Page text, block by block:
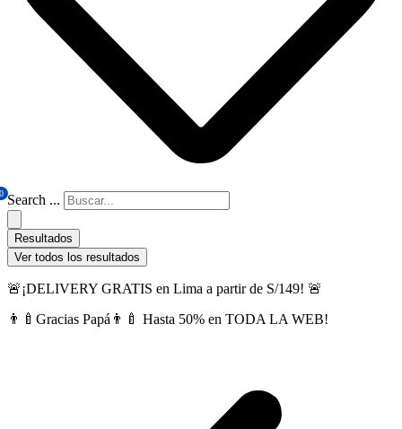
0 Search ...
Resultados
Ver todos los resultados
🚨¡DELIVERY GRATIS en Lima a partir de S/149! 🚨
👨‍🍼Gracias Papá👨‍🍼 Hasta 50% en TODA LA WEB!